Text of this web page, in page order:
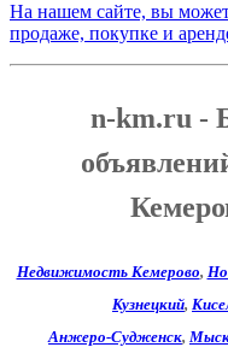
На нашем сайте, вы
продаже, покупке и
n-km.ru -
Недвижимость Кемерово,
Кузнецкий,
Анжеро-Судженск,